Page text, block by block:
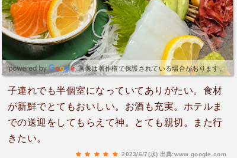
画像は著作権で保護されている場合があります。
子連れでも半個室になっていてありがたい。食材
が新鮮でとてもおいしい。お酒も充実。ホテルま
での送迎をしてもらえて神。とても親切。また行
きたい。
2023/6/7(水) 出典:www.google.com